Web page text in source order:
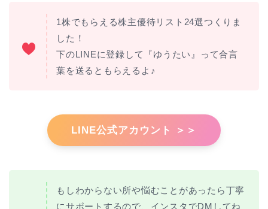
1株でもらえる株主優待リスト24選つくりま
した！
下のLINEに登録して『ゆうたい』って合言
葉を送るともらえるよ♪
LINE公式アカウント ＞＞
もしわからない所や悩むことがあったら丁寧
にサポートするので、インスタでDMしてね